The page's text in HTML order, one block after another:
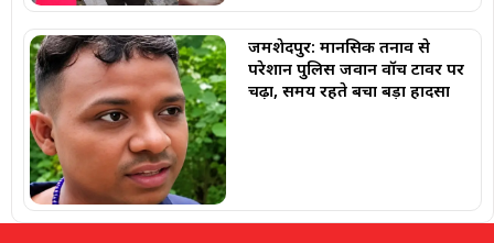
जमशेदपुर: मानसिक तनाव से
परेशान पुलिस जवान वॉच टावर पर
चढ़ा, समय रहते बचा बड़ा हादसा